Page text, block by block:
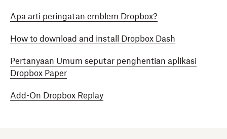
Apa arti peringatan emblem Dropbox?
How to download and install Dropbox Dash
Pertanyaan Umum seputar penghentian aplikasi
Dropbox Paper
Add-On Dropbox Replay